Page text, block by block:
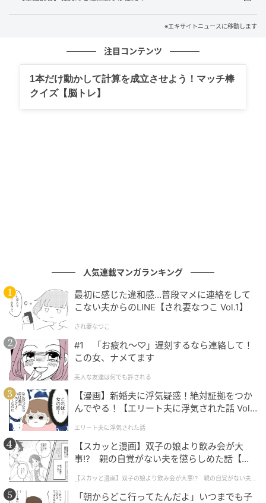
エキサイトニュース
エキサイトニュース
※エキサイトニュースに移動します
注目コンテンツ
1本だけ動かして計算を成立させよう！マッチ棒
クイズ【脳トレ】
人気連載マンガランキング
最初に感じた違和感…普段マメに連絡をして
こない夫からのLINE【され妻なつこ Vol.1】
され妻なつこ
#1 「お疲れ〜♡」遅刻するなら連絡して！
この女、ナメてます
美人な友達は何でも許される
【漫画】新婚夫に浮気疑惑！絶対証拠をつか
んでやる！【エリート夫に浮気された話 Vol.
エリート夫に浮気された話
【スカッと漫画】双子の娘より飲み会が大
事!? 親の自覚がない夫を懲らしめた話【第1
【スカッと漫画】双子の娘より飲み会が大事!? 親の自覚がない夫を
懲らしめた話
「朝からどこ行ってたんだよ」いつまでも子